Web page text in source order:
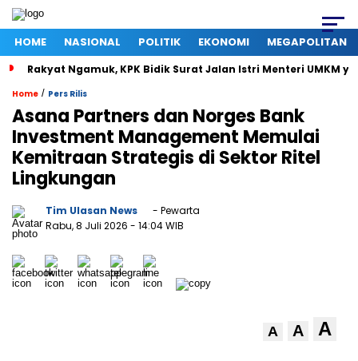
HOME NASIONAL POLITIK EKONOMI MEGAPOLITAN
Rakyat Ngamuk, KPK Bidik Surat Jalan Istri Menteri UMKM
Home / Pers Rilis
Asana Partners dan Norges Bank
Investment Management Memulai
Kemitraan Strategis di Sektor Ritel
Lingkungan
Tim Ulasan News
- Pewarta
Rabu, 8 Juli 2026 - 14:04 WIB
A A A